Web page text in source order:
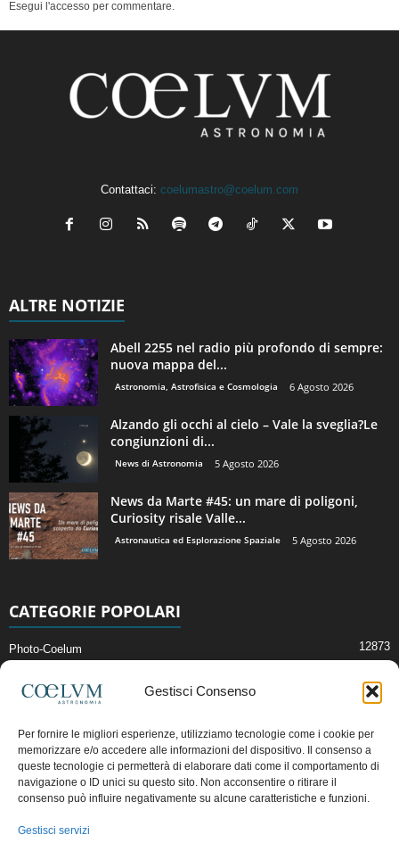
Gestisci Consenso
Per fornire le migliori esperienze, utilizziamo tecnologie come i cookie per
memorizzare e/o accedere alle informazioni del dispositivo. Il consenso a
queste tecnologie ci permetterà di elaborare dati come il comportamento di
navigazione o ID unici su questo sito. Non acconsentire o ritirare il
consenso può influire negativamente su alcune caratteristiche e funzioni.
Gestisci servizi
Esegui l'accesso per commentare.
Contattaci: coelumastro@coelum.com
ALTRE NOTIZIE
Abell 2255 nel radio più profondo di sempre:
nuova mappa del...
Astronomia, Astrofisica e Cosmologia 6 Agosto 2026
Alzando gli occhi al cielo – Vale la sveglia?Le
congiunzioni di...
News di Astronomia 5 Agosto 2026
News da Marte #45: un mare di poligoni,
Curiosity risale Valle...
Astronautica ed Esplorazione Spaziale 5 Agosto 2026
CATEGORIE POPOLARI
Photo-Coelum 12873
News di Astronomia 2409
Cielo del Mese
Astronomia, Astrofisica e Cosmologia
Articoli e Risorse On-Line